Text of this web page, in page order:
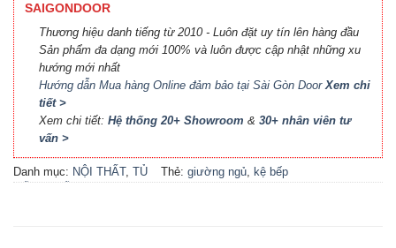
SAIGONDOOR
Thương hiệu danh tiếng từ 2010 - Luôn đặt uy tín lên hàng đầu
Sản phẩm đa dạng mới 100% và luôn được cập nhật những xu
hướng mới nhất
Hướng dẫn Mua hàng Online đảm bảo tại Sài Gòn DoorXem chi
tiết >
Xem chi tiết: Hệ thống 20+ Showroom & 30+ nhân viên tư
vấn >
Danh mục: NỘI THẤT, TỦ
Thẻ:giường ngủ, kệ bếp